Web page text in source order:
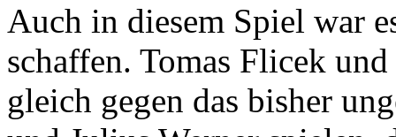
Auch in diesem Spiel war
schaffen. Tomas Flicek
gleich gegen das bisher